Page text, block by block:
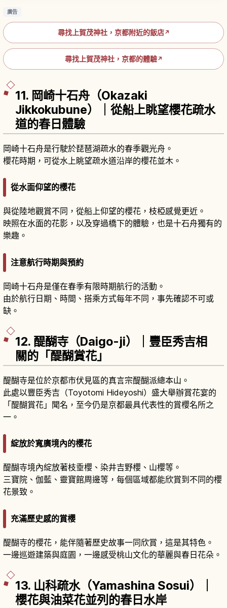
廣告
尋找上賀茂神社，京都附近的飯店↗
尋找上賀茂神社，京都的體驗↗
11. 岡崎十石舟（Okazaki
Jikkokubune）｜從船上眺望櫻花疏水
道的春日體驗
岡崎十石舟是行駛於琵琶湖疏水的春季觀光舟。
櫻花時期，可從水上眺望疏水道沿岸的櫻花並木。
從水面仰望的櫻花
與從陸地觀賞不同，從船上仰望的櫻花，枝椏感覺更近。
映照在水面的花影，以及穿過橋下的體驗，也是十石舟獨有的
樂趣。
注意航行時期與預約
岡崎十石舟是僅在春季有限時期航行的活動。
由於航行日期、時間、搭乘方式每年不同，事先確認不可或
缺。
12. 醍醐寺（Daigo-ji）｜豐臣秀吉相
關的「醍醐賞花」
醍醐寺是位於京都市伏見區的真言宗醍醐派總本山。
此處以豐臣秀吉（Toyotomi Hideyoshi）盛大舉辦賞花宴的
「醍醐賞花」聞名，至今仍是京都最具代表性的賞櫻名所之
一。
綻放於寬廣境內的櫻花
醍醐寺境內綻放著枝垂櫻、染井吉野櫻、山櫻等。
三寶院、伽藍、靈寶館周邊等，每個區域都能欣賞到不同的櫻
花景致。
充滿歷史感的賞櫻
醍醐寺的櫻花，能伴隨著歷史故事一同欣賞，這是其特色。
一邊巡遊建築與庭園，一邊感受桃山文化的華麗與春日花朵。
13. 山科疏水（Yamashina Sosui）｜
櫻花與油菜花並列的春日水岸